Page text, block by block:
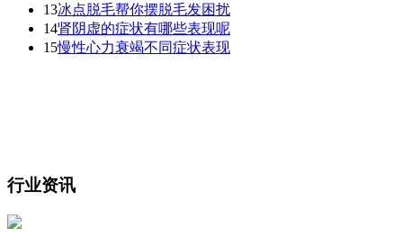
13冰点脱毛帮你摆脱毛发困扰
14肾阴虚的症状有哪些表现呢
15慢性心力衰竭不同症状表现
行业资讯